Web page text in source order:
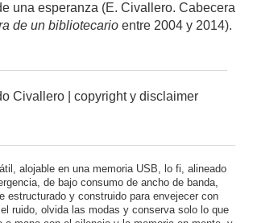
una esperanza (E. Civallero. Cabecera
de un bibliotecario entre 2004 y 2014).
Civallero | copyright y disclaimer
alojable en una memoria USB, lo fi, alineado
de bajo consumo de ancho de banda,
estructurado y construido para envejecer con
ruido, olvida las modas y conserva solo lo que